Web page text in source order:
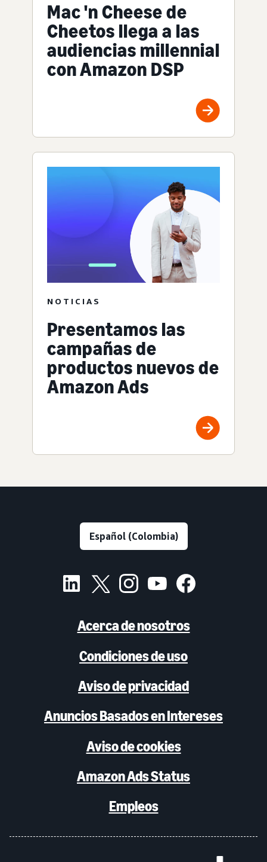
Mac 'n Cheese de
Cheetos llega a las
audiencias millennial
con Amazon DSP
NOTICIAS
Presentamos las
campañas de
productos nuevos de
Amazon Ads
Acerca de nosotros
Condiciones de uso
Aviso de privacidad
Anuncios Basados en Intereses
Aviso de cookies
Amazon Ads Status
Empleos